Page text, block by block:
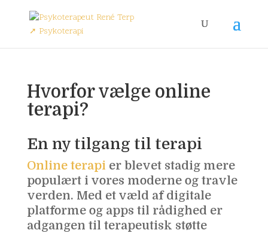
Hvorfor vælge online
terapi?
En ny tilgang til terapi
Online terapi er blevet stadig mere
populært i vores moderne og travle
verden. Med et væld af digitale
platforme og apps til rådighed er
adgangen til terapeutisk støtte